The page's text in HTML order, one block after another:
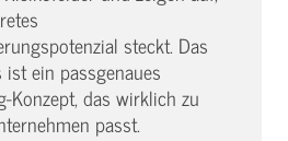
steckt. Das
ist ein passgenaues
Konzept, das wirklich zu
passt.